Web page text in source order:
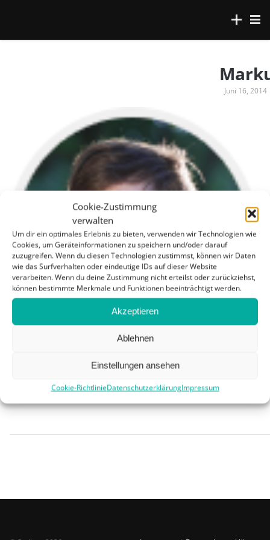
Cookie-Zustimmung
verwalten
Um dir ein optimales Erlebnis zu bieten, verwenden wir Technologien wie
Cookies, um Geräteinformationen zu speichern und/oder darauf
zuzugreifen. Wenn du diesen Technologien zustimmst, können wir Daten
wie das Surfverhalten oder eindeutige IDs auf dieser Website
verarbeiten. Wenn du deine Zustimmung nicht erteilst oder zurückziehst,
können bestimmte Merkmale und Funktionen beeinträchtigt werden.
Akzeptieren
Ablehnen
Einstellungen ansehen
Cookie-RichtlinieDatenschutzerklärungImpressum
Juni 16, 2014
unglaublich stärkend, das hätte ich nie gedacht.“